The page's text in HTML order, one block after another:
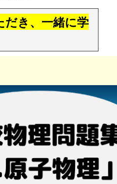
だき、一緒に学